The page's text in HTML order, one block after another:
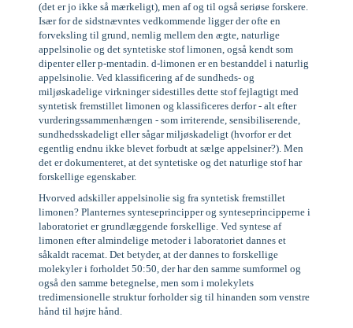
(det er jo ikke så mærkeligt), men af og til også seriøse forskere.
Især for de sidstnævntes vedkommende ligger der ofte en
forveksling til grund, nemlig mellem den ægte, naturlige
appelsinolie og det syntetiske stof limonen, også kendt som
dipenter eller p-mentadin. d-limonen er en bestanddel i naturlig
appelsinolie. Ved klassificering af de sundheds- og
miljøskadelige virkninger sidestilles dette stof fejlagtigt med
syntetisk fremstillet limonen og klassificeres derfor - alt efter
vurderingssammenhængen - som irriterende, sensibiliserende,
sundhedsskadeligt eller sågar miljøskadeligt (hvorfor er det
egentlig endnu ikke blevet forbudt at sælge appelsiner?). Men
det er dokumenteret, at det syntetiske og det naturlige stof har
forskellige egenskaber.
Hvorved adskiller appelsinolie sig fra syntetisk fremstillet
limonen? Planternes synteseprincipper og synteseprincipperne i
laboratoriet er grundlæggende forskellige. Ved syntese af
limonen efter almindelige metoder i laboratoriet dannes et
såkaldt racemat. Det betyder, at der dannes to forskellige
molekyler i forholdet 50:50, der har den samme sumformel og
også den samme betegnelse, men som i molekylets
tredimensionelle struktur forholder sig til hinanden som venstre
hånd til højre hånd.